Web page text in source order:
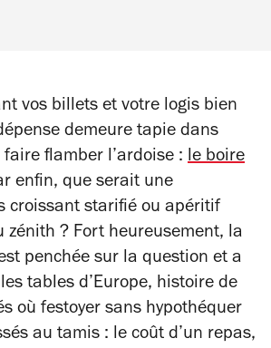
vos billets et votre logis bien
demeure tapie dans
faire flamber l’ardoise : le boire
enfin, que serait une
croissant starifié ou apéritif
zénith ? Fort heureusement, la
penchée sur la question et a
tables d’Europe, histoire de
où festoyer sans hypothéquer
au tamis : le coût d’un repas,